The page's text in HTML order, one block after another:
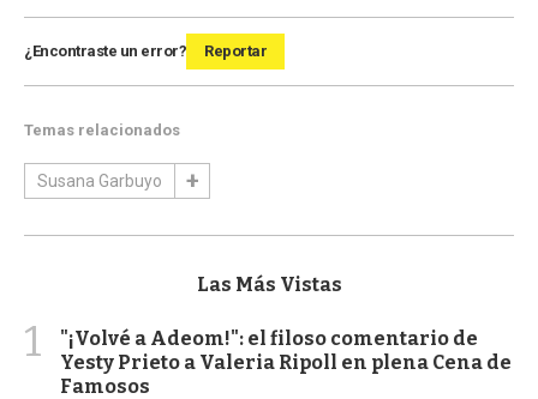
¿Encontraste un error? Reportar
Temas relacionados
Susana Garbuyo
Las Más Vistas
1
"¡Volvé a Adeom!": el filoso comentario de
Yesty Prieto a Valeria Ripoll en plena Cena de
Famosos